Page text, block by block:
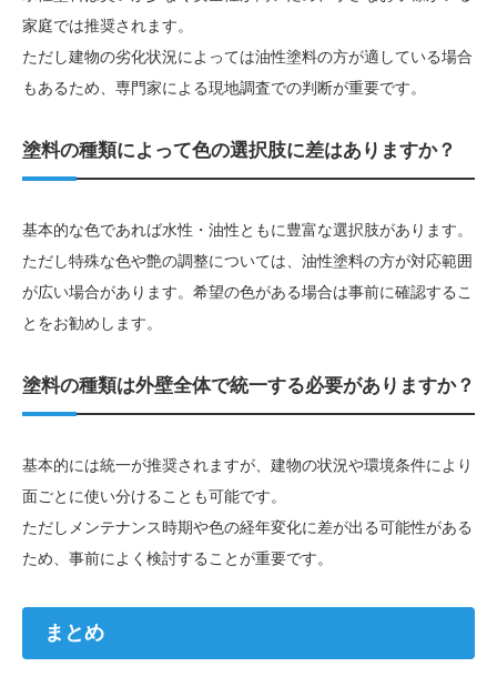
家庭では推奨されます。
ただし建物の劣化状況によっては油性塗料の方が適している場合
もあるため、専門家による現地調査での判断が重要です。
塗料の種類によって色の選択肢に差はありますか？
基本的な色であれば水性・油性ともに豊富な選択肢があります。
ただし特殊な色や艶の調整については、油性塗料の方が対応範囲
が広い場合があります。希望の色がある場合は事前に確認するこ
とをお勧めします。
塗料の種類は外壁全体で統一する必要がありますか？
基本的には統一が推奨されますが、建物の状況や環境条件により
面ごとに使い分けることも可能です。
ただしメンテナンス時期や色の経年変化に差が出る可能性がある
ため、事前によく検討することが重要です。
まとめ